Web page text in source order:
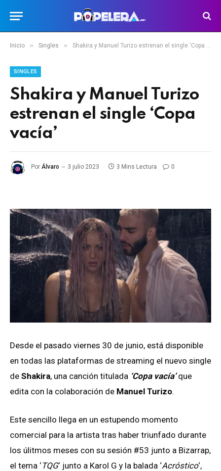
Inicio » Singles » Shakira y Manuel Turizo estrenan el single ‘Copa vacía’
SINGLES
Shakira y Manuel Turizo
estrenan el single ‘Copa
vacía’
Por Álvaro 3 julio 2023 3 Mins Lectura 0
Desde el pasado viernes 30 de junio, está disponible
en todas las plataformas de streaming el nuevo single
de Shakira, una canción titulada ‘Copa vacía’que
edita con la colaboración de Manuel Turizo.
Este sencillo llega en un estupendo momento
comercial para la artista tras haber triunfado durante
los úlitmos meses con su sesión #53 junto a Bizarrap,
el tema ‘TQG‘ junto a Karol G y la balada ‘Acróstico‘,